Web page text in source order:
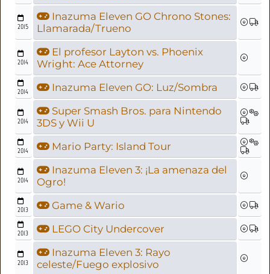
2015
Inazuma Eleven GO Chrono Stones:
Llamarada/Trueno
2014
El profesor Layton vs. Phoenix
Wright: Ace Attorney
2014 Inazuma Eleven GO: Luz/Sombra
2014
Super Smash Bros. para Nintendo
3DS y Wii U
2014 Mario Party: Island Tour
2014
Inazuma Eleven 3: ¡La amenaza del
Ogro!
2013 Game & Wario
2013 LEGO City Undercover
2013
Inazuma Eleven 3: Rayo
celeste/Fuego explosivo